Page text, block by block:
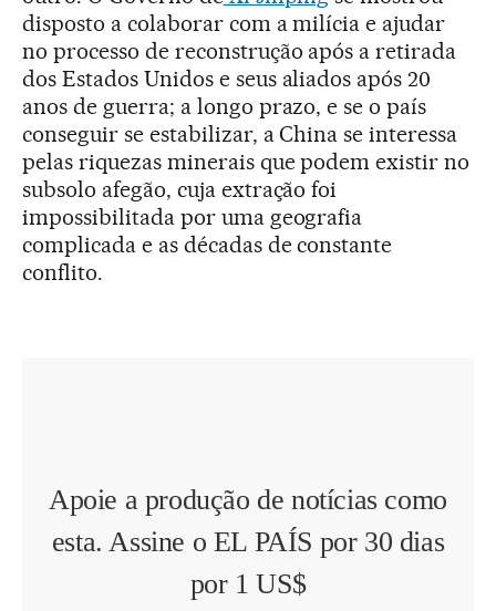
disposto a colaborar com a milícia e ajudar
no processo de reconstrução após a retirada
dos Estados Unidos e seus aliados após 20
anos de guerra; a longo prazo, e se o país
conseguir se estabilizar, a China se interessa
pelas riquezas minerais que podem existir no
subsolo afegão, cuja extração foi
impossibilitada por uma geografia
complicada e as décadas de constante
conflito.
Apoie a produção de notícias como
esta. Assine o EL PAÍS por 30 dias
por 1 US$